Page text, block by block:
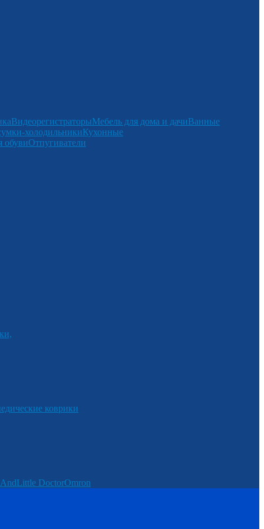
ВидеорегистраторыМебель для дома и дачиВанные
холодильникиКухонные
обувиОтпугиватели
коврики
AndLittle DoctorOmron